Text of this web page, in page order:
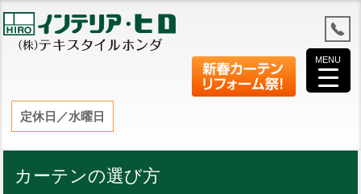
定休日／水曜日
カーテンの選び方
MENU